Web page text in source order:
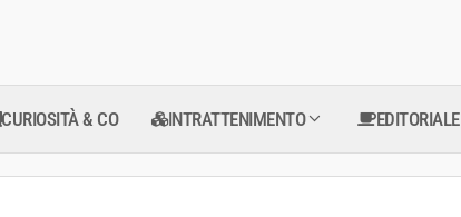
CURIOSITÀ & CO INTRATTENIMENTO EDITORIALE